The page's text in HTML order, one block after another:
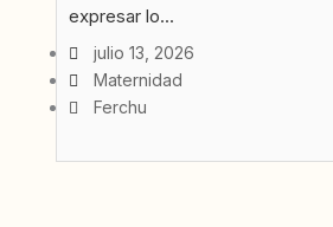
expresar lo...
julio 13, 2026
Maternidad
Ferchu